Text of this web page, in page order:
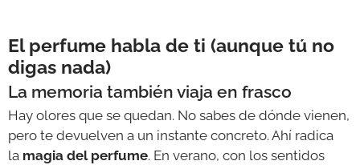
El perfume habla de ti (aunque tú no
digas nada)
La memoria también viaja en frasco
Hay olores que se quedan. No sabes de dónde vienen,
pero te devuelven a un instante concreto. Ahí radica
la magia del perfume. En verano, con los sentidos